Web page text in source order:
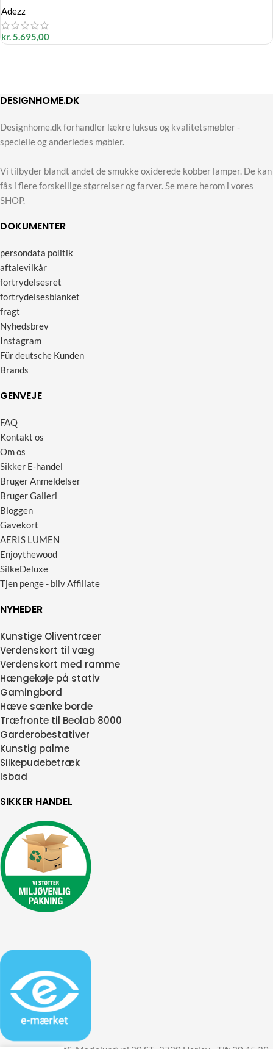
Adezz
kr.5.695,00
DESIGNHOME.DK
Designhome.dk forhandler lækre luksus og kvalitetsmøbler -
specielle og anderledes møbler.
Vi tilbyder blandt andet de smukke oxiderede kobber lamper. De kan
fås i flere forskellige størrelser og farver. Se mere herom i vores
SHOP.
DOKUMENTER
persondata politik
aftalevilkår
fortrydelsesret
fortrydelsesblanket
fragt
Nyhedsbrev
Instagram
Für deutsche Kunden
Brands
GENVEJE
FAQ
Kontakt os
Om os
Sikker E-handel
Bruger Anmeldelser
Bruger Galleri
Bloggen
Gavekort
AERIS LUMEN
Enjoythewood
SilkeDeluxe
Tjen penge - bliv Affiliate
NYHEDER
Kunstige Oliventræer
Verdenskort til væg
Verdenskort med ramme
Hængekøje på stativ
Gamingbord
Hæve sænke borde
Træfronte til Beolab 8000
Garderobestativer
Kunstig palme
Silkepudebetræk
Isbad
SIKKER HANDEL